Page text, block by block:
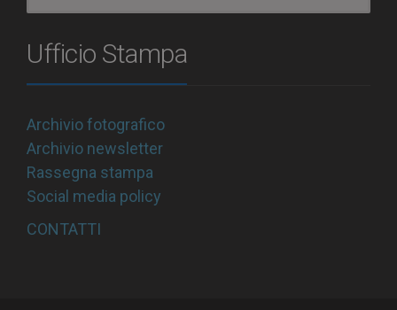
Ufficio Stampa
Archivio fotografico
Archivio newsletter
Rassegna stampa
Social media policy
CONTATTI